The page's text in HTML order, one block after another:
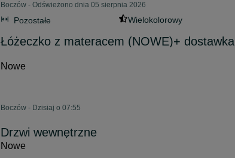
Boczów - Odświeżono dnia 05 sierpnia 2026
Pozostałe Wielokolorowy
Łóżeczko z materacem (NOWE)+ dostawka
Nowe
Boczów - Dzisiaj o 07:55
Drzwi wewnętrzne
Nowe